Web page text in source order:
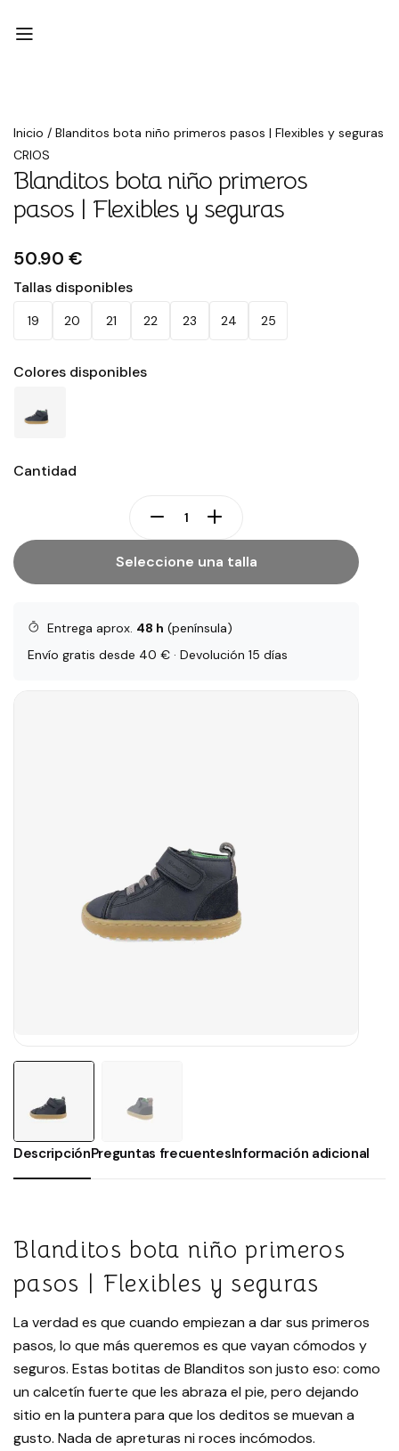
Inicio / Blanditos bota niño primeros pasos | Flexibles y seguras
CRIOS
Blanditos bota niño primeros
pasos | Flexibles y seguras
50.90 €
Tallas disponibles
19 20 21 22 23 24 25
Colores disponibles
Cantidad
Seleccione una talla
Entrega aprox. 48 h (península)
Envío gratis desde 40 € · Devolución 15 días
DescripciónPreguntas frecuentesInformación adicional
Blanditos bota niño primeros
pasos | Flexibles y seguras
La verdad es que cuando empiezan a dar sus primeros
pasos, lo que más queremos es que vayan cómodos y
seguros. Estas botitas de Blanditos son justo eso: como
un calcetín fuerte que les abraza el pie, pero dejando
sitio en la puntera para que los deditos se muevan a
gusto. Nada de apreturas ni roces incómodos.